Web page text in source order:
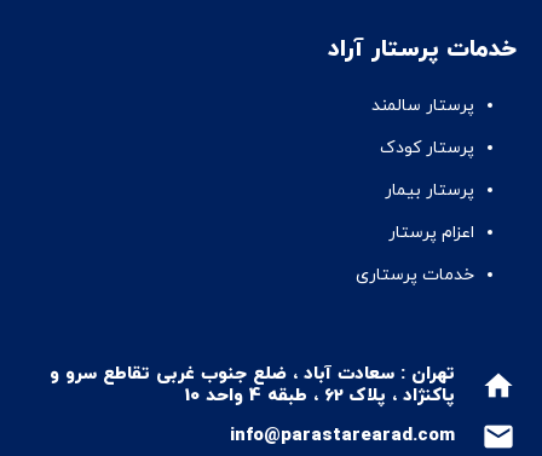
خدمات پرستار آراد
پرستار سالمند
پرستار کودک
پرستار بیمار
اعزام پرستار
خدمات پرستاری
home
تهران : سعادت آباد ، ضلع جنوب غربی تقاطع سرو و
پاکنژاد ، پلاک 62 ، طبقه 4 واحد 10
mail
info@parastarearad.com